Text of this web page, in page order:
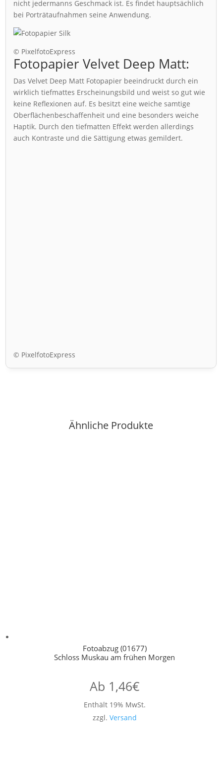
nicht jedermanns Geschmack ist. Es findet hauptsächlich
bei Porträtaufnahmen seine Anwendung.
© PixelfotoExpress
Fotopapier Velvet Deep Matt:
Das Velvet Deep Matt Fotopapier beeindruckt durch ein
wirklich tiefmattes Erscheinungsbild und weist so gut wie
keine Reflexionen auf. Es besitzt eine weiche samtige
Oberflächenbeschaffenheit und eine besonders weiche
Haptik. Durch den tiefmatten Effekt werden allerdings
auch Kontraste und die Sättigung etwas gemildert.
© PixelfotoExpress
Ähnliche Produkte
Fotoabzug (01677)
Schloss Muskau am frühen Morgen
Ab 1,46€
Enthält 19% MwSt.
zzgl. Versand